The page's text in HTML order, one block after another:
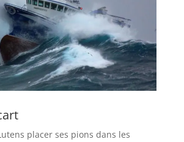
placer ses pions dans les